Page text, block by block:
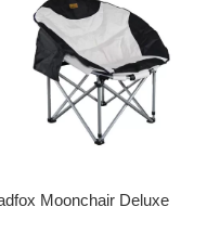
Moonchair Deluxe